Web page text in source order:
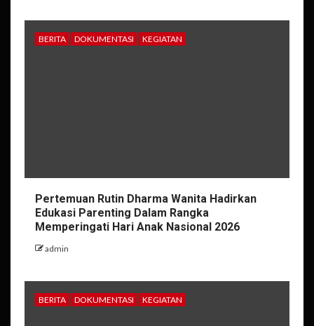
BERITA DOKUMENTASI KEGIATAN
Pertemuan Rutin Dharma Wanita Hadirkan
Edukasi Parenting Dalam Rangka
Memperingati Hari Anak Nasional 2026
admin
BERITA DOKUMENTASI KEGIATAN